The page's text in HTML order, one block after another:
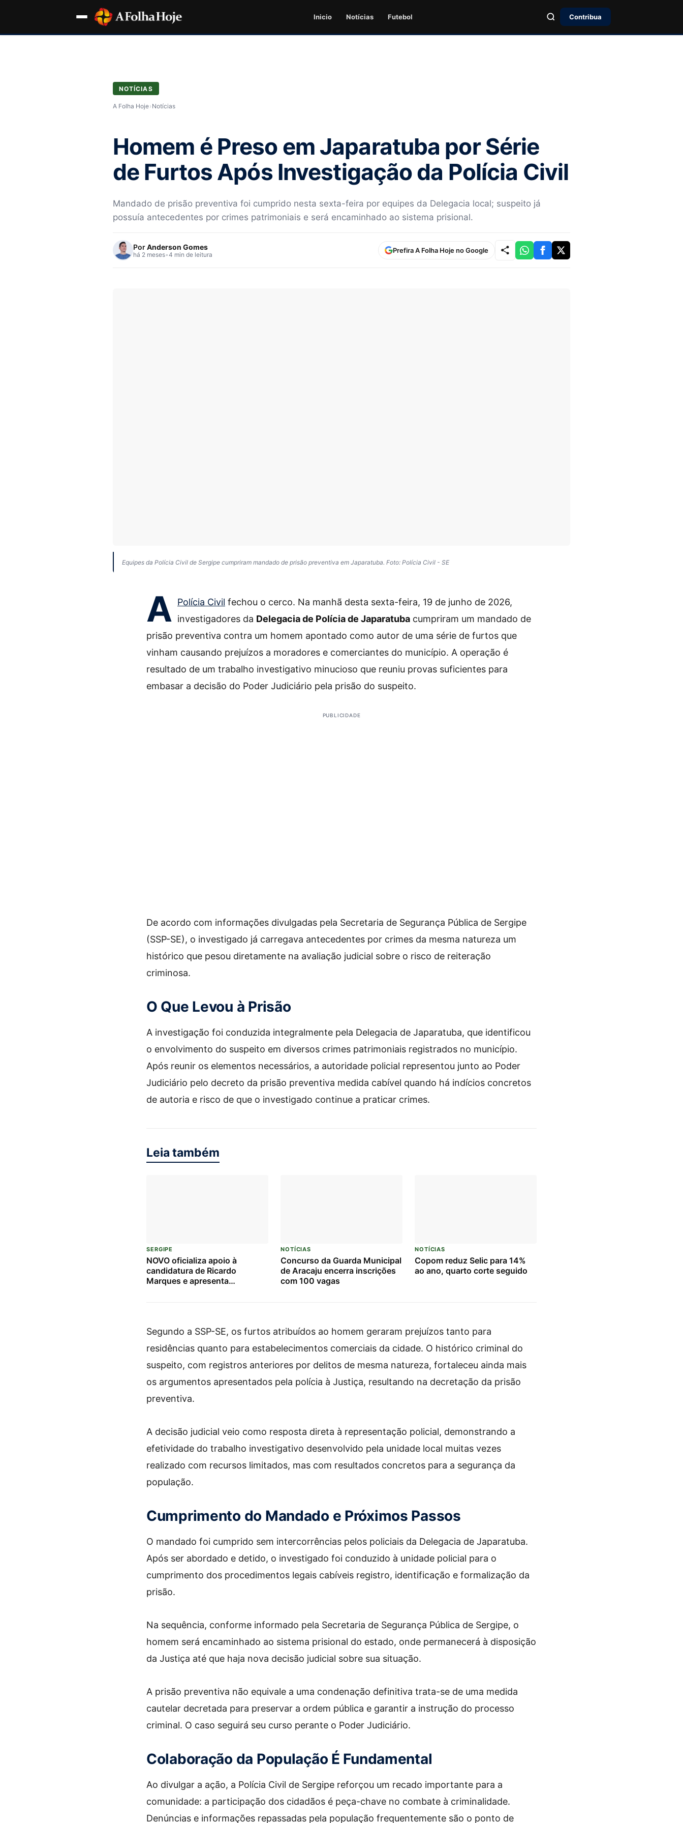
Inicio Notícias Futebol Contribua
NOTÍCIAS
A Folha Hoje› Notícias
Homem é Preso em Japaratuba por Série
de Furtos Após Investigação da Polícia Civil
Mandado de prisão preventiva foi cumprido nesta sexta-feira por equipes da Delegacia local; suspeito já
possuía antecedentes por crimes patrimoniais e será encaminhado ao sistema prisional.
PorAnderson Gomes
há 2 meses•4 min de leitura
Prefira A Folha Hoje no Google
Equipes da Polícia Civil de Sergipe cumpriram mandado de prisão preventiva em Japaratuba. Foto: Polícia Civil - SE
A Polícia Civil fechou o cerco. Na manhã desta sexta-feira, 19 de junho de 2026,
investigadores da Delegacia de Polícia de Japaratuba cumpriram um mandado de
prisão preventiva contra um homem apontado como autor de uma série de furtos que
vinham causando prejuízos a moradores e comerciantes do município. A operação é
resultado de um trabalho investigativo minucioso que reuniu provas suficientes para
embasar a decisão do Poder Judiciário pela prisão do suspeito.
PUBLICIDADE
De acordo com informações divulgadas pela Secretaria de Segurança Pública de Sergipe
(SSP-SE), o investigado já carregava antecedentes por crimes da mesma natureza um
histórico que pesou diretamente na avaliação judicial sobre o risco de reiteração
criminosa.
O Que Levou à Prisão
A investigação foi conduzida integralmente pela Delegacia de Japaratuba, que identificou
o envolvimento do suspeito em diversos crimes patrimoniais registrados no município.
Após reunir os elementos necessários, a autoridade policial representou junto ao Poder
Judiciário pelo decreto da prisão preventiva medida cabível quando há indícios concretos
de autoria e risco de que o investigado continue a praticar crimes.
Leia também
SERGIPE
NOVO oficializa apoio à
candidatura de Ricardo
Marques e apresenta
NOTÍCIAS
Concurso da Guarda Municipal
de Aracaju encerra inscrições
com 100 vagas
NOTÍCIAS
Copom reduz Selic para 14%
ao ano, quarto corte seguido
Segundo a SSP-SE, os furtos atribuídos ao homem geraram prejuízos tanto para
residências quanto para estabelecimentos comerciais da cidade. O histórico criminal do
suspeito, com registros anteriores por delitos de mesma natureza, fortaleceu ainda mais
os argumentos apresentados pela polícia à Justiça, resultando na decretação da prisão
preventiva.
A decisão judicial veio como resposta direta à representação policial, demonstrando a
efetividade do trabalho investigativo desenvolvido pela unidade local muitas vezes
realizado com recursos limitados, mas com resultados concretos para a segurança da
população.
Cumprimento do Mandado e Próximos Passos
O mandado foi cumprido sem intercorrências pelos policiais da Delegacia de Japaratuba.
Após ser abordado e detido, o investigado foi conduzido à unidade policial para o
cumprimento dos procedimentos legais cabíveis registro, identificação e formalização da
prisão.
Na sequência, conforme informado pela Secretaria de Segurança Pública de Sergipe, o
homem será encaminhado ao sistema prisional do estado, onde permanecerá à disposição
da Justiça até que haja nova decisão judicial sobre sua situação.
A prisão preventiva não equivale a uma condenação definitiva trata-se de uma medida
cautelar decretada para preservar a ordem pública e garantir a instrução do processo
criminal. O caso seguirá seu curso perante o Poder Judiciário.
Colaboração da População É Fundamental
Ao divulgar a ação, a Polícia Civil de Sergipe reforçou um recado importante para a
comunidade: a participação dos cidadãos é peça-chave no combate à criminalidade.
Denúncias e informações repassadas pela população frequentemente são o ponto de